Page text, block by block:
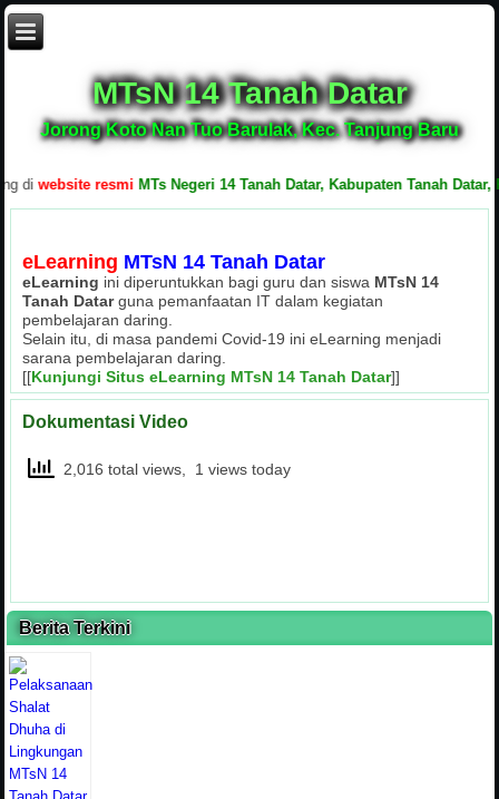
MTsN 14 Tanah Datar
Jorong Koto Nan Tuo Barulak, Kec. Tanjung Baru
website resmi MTs Negeri 14 Tanah Datar, Kabupaten Tanah Datar,
eLearning MTsN 14 Tanah Datar
eLearning ini diperuntukkan bagi guru dan siswa MTsN 14
Tanah Datarguna pemanfaatan IT dalam kegiatan
pembelajaran daring.
Selain itu, di masa pandemi Covid-19 ini eLearning menjadi
sarana pembelajaran daring.
[[Kunjungi Situs eLearning MTsN 14 Tanah Datar]]
Dokumentasi Video
2,016 total views, 1 views today
Berita Terkini